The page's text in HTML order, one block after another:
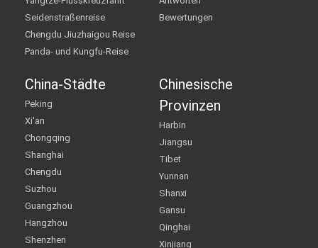
Seidenstraßenreise
Chengdu Jiuzhaigou Reise
Panda- und Kungfu-Reise
Bewertungen
China-Städte
Peking
Xi'an
Chongqing
Shanghai
Chengdu
Suzhou
Guangzhou
Hangzhou
Shenzhen
Chinesische
Provinzen
Harbin
Jiangsu
Tibet
Yunnan
Shanxi
Gansu
Qinghai
Xinjiang